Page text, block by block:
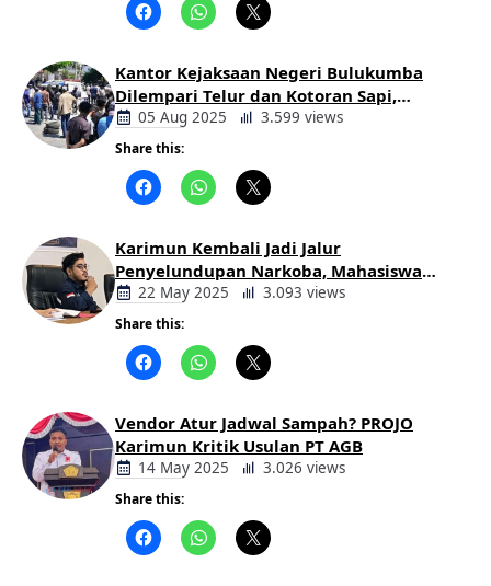
Kantor Kejaksaan Negeri Bulukumba
Dilempari Telur dan Kotoran Sapi,
Keluarga Korban Lakalantas Tuntut
Keadilan
05 Aug 2025 3.599 views
Share this:
Karimun Kembali Jadi Jalur
Penyelundupan Narkoba, Mahasiswa
Desak Pemkab dan Aparat Bertindak
Tegas
22 May 2025 3.093 views
Share this:
Vendor Atur Jadwal Sampah? PROJO
Karimun Kritik Usulan PT AGB
14 May 2025 3.026 views
Share this: